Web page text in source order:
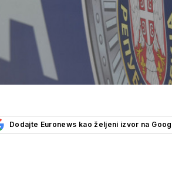
Dodajte Euronews kao željeni izvor na